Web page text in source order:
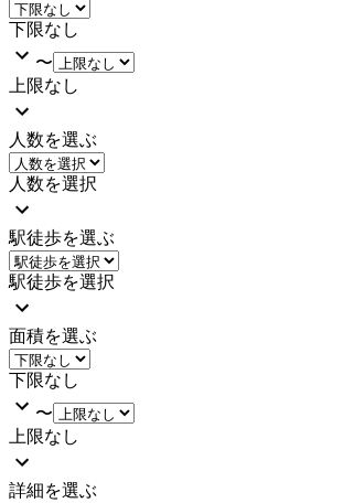
下限なし
〜
上限なし
人数を選ぶ
人数を選択
駅徒歩を選ぶ
駅徒歩を選択
面積を選ぶ
下限なし
〜
上限なし
詳細を選ぶ